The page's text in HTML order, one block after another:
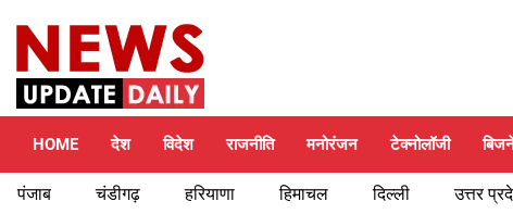
content
HOME देश विदेश राजनीति मनोरंजन टेक्नोलॉजी
पंजाब चंडीगढ़ हरियाणा हिमाचल दिल्ली उत्तर